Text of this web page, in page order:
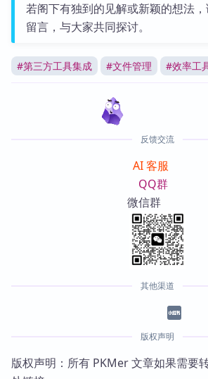
若阁下有独到的见解或新颖的想法
留言，与大家共同探讨。
#第三方工具集成 #文件管理 #效率工
反馈交流
AI 客服
QQ群
微信群
其他渠道
版权声明
版权声明：所有 PKMer 文章如果需要